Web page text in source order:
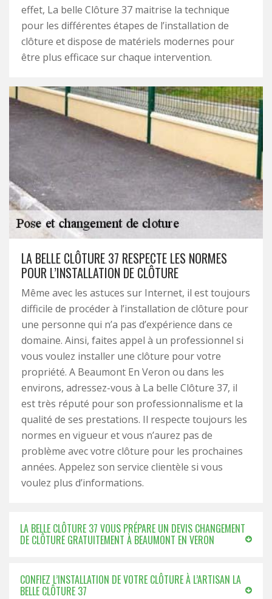
effet, La belle Clôture 37 maitrise la technique
pour les différentes étapes de l’installation de
clôture et dispose de matériels modernes pour
être plus efficace sur chaque intervention.
LA BELLE CLÔTURE 37 RESPECTE LES NORMES
POUR L’INSTALLATION DE CLÔTURE
Même avec les astuces sur Internet, il est toujours
difficile de procéder à l’installation de clôture pour
une personne qui n’a pas d’expérience dans ce
domaine. Ainsi, faites appel à un professionnel si
vous voulez installer une clôture pour votre
propriété. A Beaumont En Veron ou dans les
environs, adressez-vous à La belle Clôture 37, il
est très réputé pour son professionnalisme et la
qualité de ses prestations. Il respecte toujours les
normes en vigueur et vous n’aurez pas de
problème avec votre clôture pour les prochaines
années. Appelez son service clientèle si vous
voulez plus d’informations.
LA BELLE CLÔTURE 37 VOUS PRÉPARE UN DEVIS CHANGEMENT
DE CLÔTURE GRATUITEMENT À BEAUMONT EN VERON
CONFIEZ L’INSTALLATION DE VOTRE CLÔTURE À L’ARTISAN LA
BELLE CLÔTURE 37